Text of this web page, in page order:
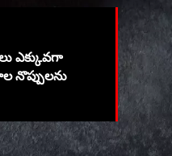
ఎక్కువగా
నొప్పులను